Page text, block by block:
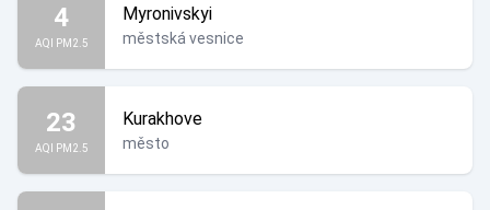
4
AQI PM2.5
Myronivskyi
městská vesnice
23
AQI PM2.5
Kurakhove
město